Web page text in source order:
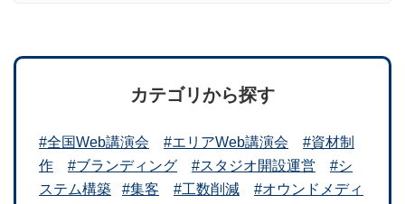
カテゴリから探す
#全国Web講演会 #エリアWeb講演会
#資材制
作
#ブランディング #スタジオ開設運営
#シ
ステム構築
#集客 #工数削減 #オウンドメディ